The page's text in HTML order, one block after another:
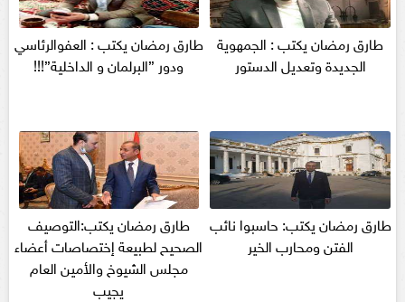
طارق رمضان يكتب : الجمهوية
الجديدة وتعديل الدستور
طارق رمضان يكتب : العفوالرئاسي
ودور ”البرلمان و الداخلية”!!!
طارق رمضان يكتب: حاسبوا نائب
الفتن ومحارب الخير
طارق رمضان يكتب:التوصيف
الصحيح لطبيعة إختصاصات أعضاء
مجلس الشيوخ والأمين العام
يجيب